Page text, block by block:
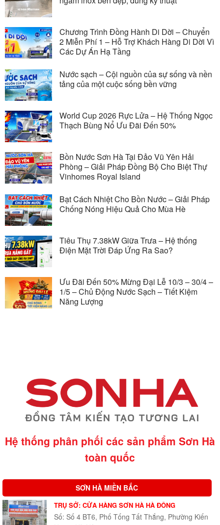
Chương Trình Đồng Hành Di Dời – Chuyển
2 Miễn Phí 1 – Hỗ Trợ Khách Hàng Di Dời Vì
Các Dự Án Hạ Tầng
Nước sạch – Cội nguồn của sự sống và nền
tảng của một cuộc sống bền vững
World Cup 2026 Rực Lửa – Hệ Thống Ngọc
Thạch Bùng Nổ Ưu Đãi Đến 50%
Bồn Nước Sơn Hà Tại Đảo Vũ Yên Hải
Phòng – Giải Pháp Đồng Bộ Cho Biệt Thự
Vinhomes Royal Island
Bạt Cách Nhiệt Cho Bồn Nước – Giải Pháp
Chống Nóng Hiệu Quả Cho Mùa Hè
Tiêu Thụ 7.38kW Giữa Trưa – Hệ thống
Điện Mặt Trời Đáp Ứng Ra Sao?
Ưu Đãi Đến 50% Mừng Đại Lễ 10/3 – 30/4 –
1/5 – Chủ Động Nước Sạch – Tiết Kiệm
Năng Lượng
Hệ thống phân phối các sản phẩm Sơn Hà
toàn quốc
SƠN HÀ MIỀN BẮC
TRỤ SỞ: CỬA HÀNG SƠN HÀ HÀ ĐÔNG
Số: Số 4 BT6, Phố Tống Tất Thắng, Phường Kiến